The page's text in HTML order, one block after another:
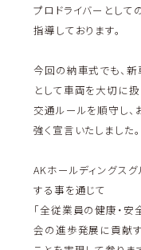
プロドライバーとして
指導しております。
今回の納車式でも、
として車両を大切に扱
交通ルールを順守し
強く宣言いたしました。
AKホールディングス
する事を通じて
「全従業員の健康・
会の進歩発展に貢献す